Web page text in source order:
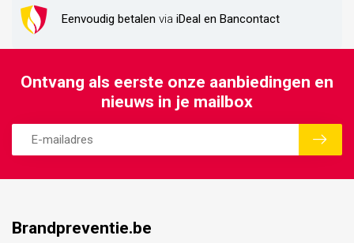
Eenvoudig betalen via iDeal en Bancontact
Ontvang als eerste onze aanbiedingen en
nieuws in je mailbox
Brandpreventie.be